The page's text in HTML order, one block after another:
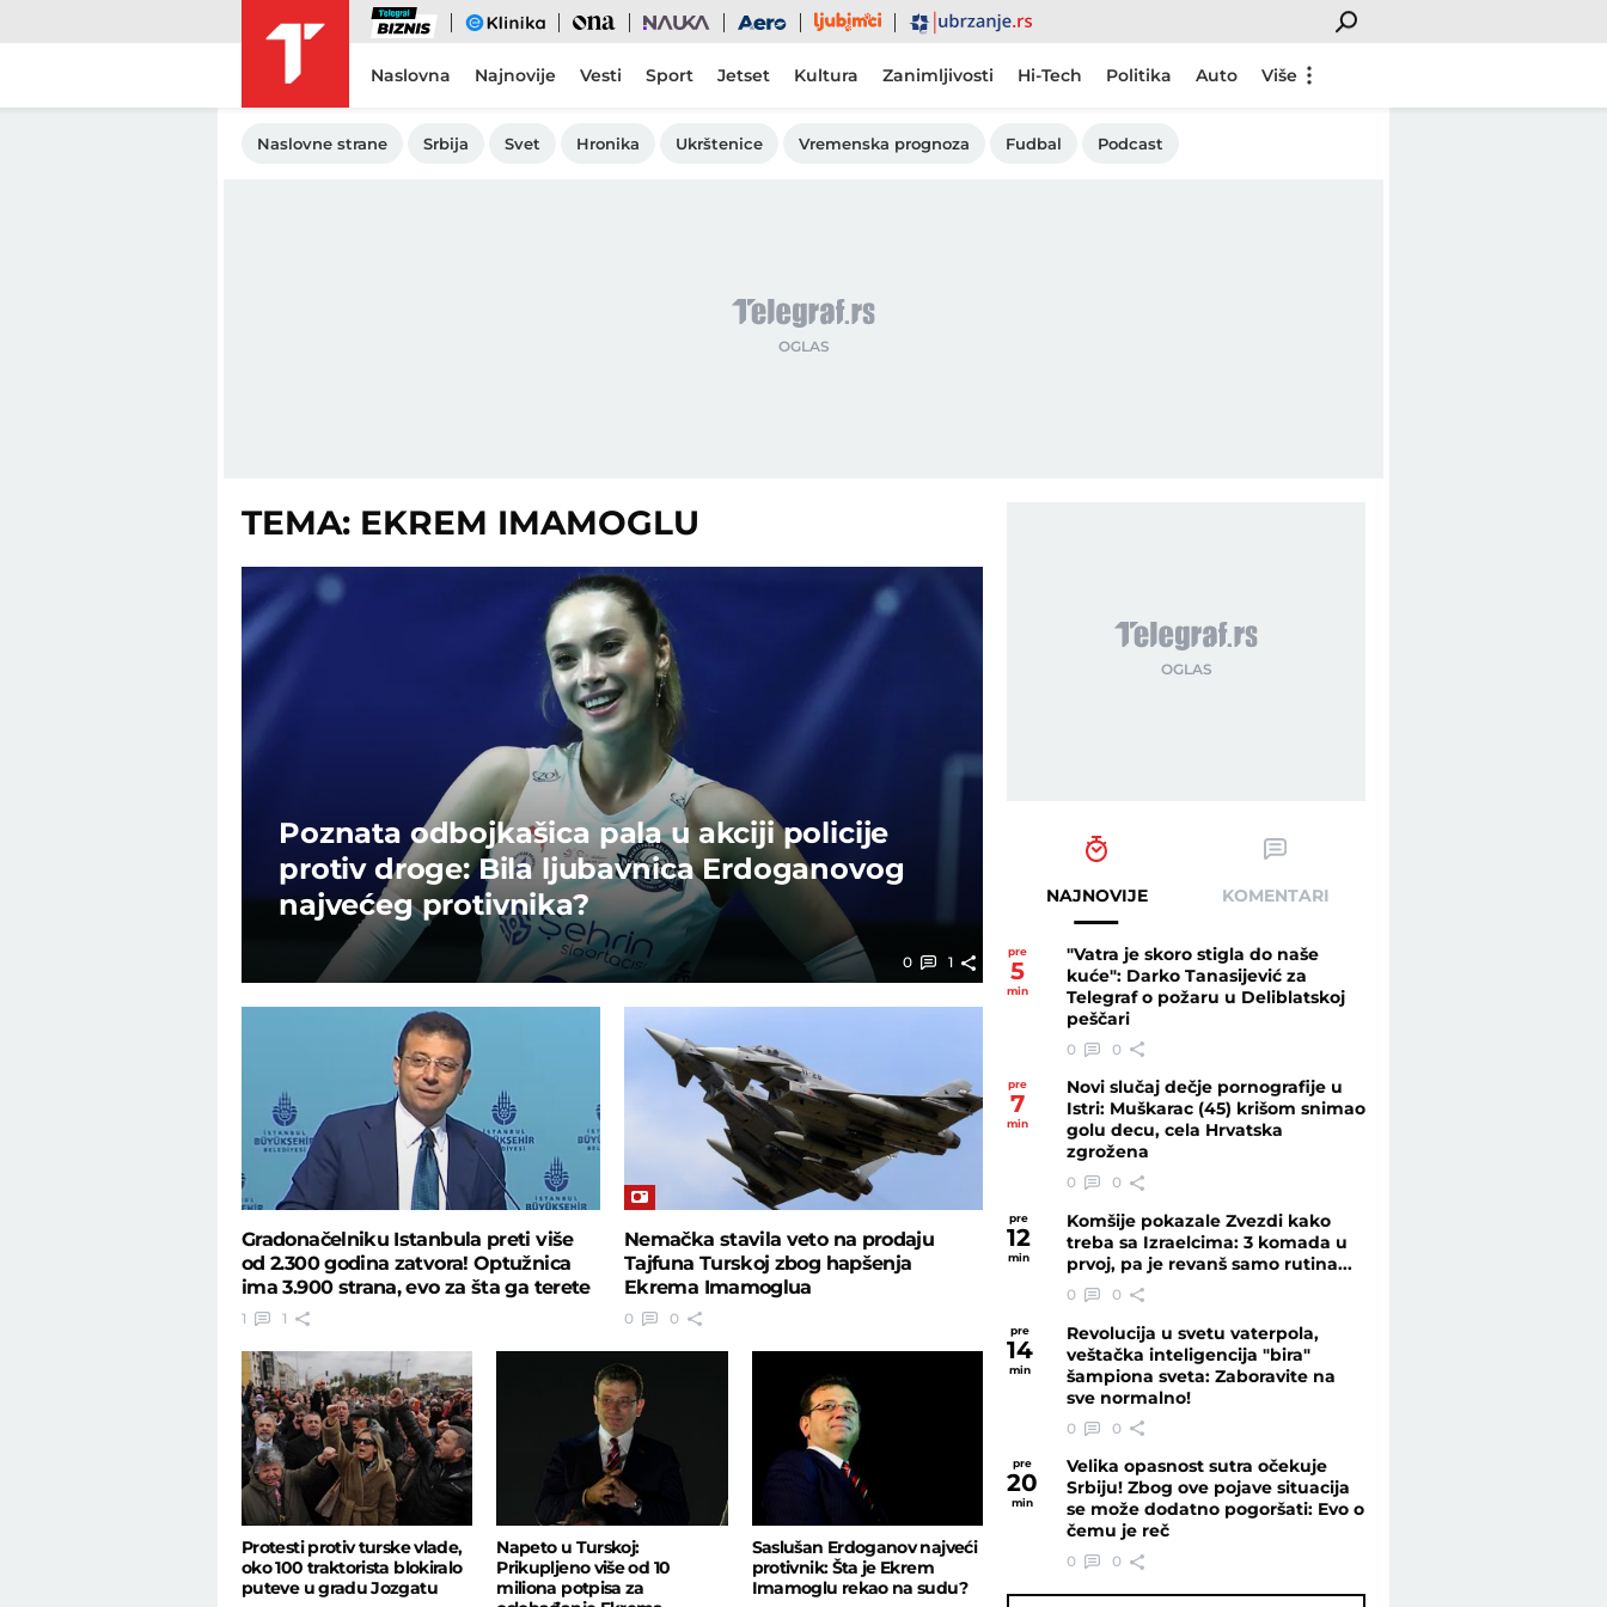
Biznis eKlinika Ona Nauka Aero Ljubimci Ubrzanje
Naslovna Najnovije Vesti Sport Jetset Kultura Zanimljivosti Hi-Tech Politika Auto Više
Naslovne strane Srbija Svet Hronika Ukrštenice Vremenska prognoza Fudbal Podcast
TEMA: EKREM IMAMOGLU
Poznata odbojkašica pala u akciji policije
protiv droge: Bila ljubavnica Erdoganovog
najvećeg protivnika?
0 1
Gradonačelniku Istanbula preti više
od 2.300 godina zatvora! Optužnica
ima 3.900 strana, evo za šta ga terete
1 1
Nemačka stavila veto na prodaju
Tajfuna Turskoj zbog hapšenja
Ekrema Imamoglua
0 0
Protesti protiv turske vlade,
oko 100 traktorista blokiralo
puteve u gradu Jozgatu
Napeto u Turskoj:
Prikupljeno više od 10
miliona potpisa za
Saslušan Erdoganov najveći
protivnik: Šta je Ekrem
Imamoglu rekao na sudu?
NAJNOVIJE KOMENTARI
pre
5
min
"Vatra je skoro stigla do naše
kuće": Darko Tanasijević za
Telegraf o požaru u Deliblatskoj
peščari
0 0
pre
7
min
Novi slučaj dečje pornografije u
Istri: Muškarac (45) krišom snimao
golu decu, cela Hrvatska
zgrožena
0 0
pre
12
min
Komšije pokazale Zvezdi kako
treba sa Izraelcima: 3 komada u
prvoj, pa je revanš samo rutina...
0 0
pre
14
min
Revolucija u svetu vaterpola,
veštačka inteligencija "bira"
šampiona sveta: Zaboravite na
sve normalno!
0 0
pre
20
min
Velika opasnost sutra očekuje
Srbiju! Zbog ove pojave situacija
se može dodatno pogoršati: Evo o
čemu je reč
0 0